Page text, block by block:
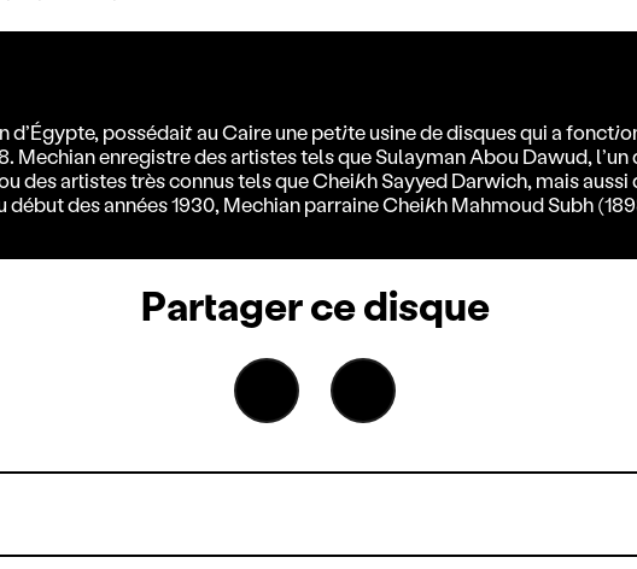
d’Égypte, possédait au Caire une petite usine de disques qui a
Mechian enregistre des artistes tels que Sulayman Abou Dawud, l’un
des artistes très connus tels que Cheikh Sayyed Darwich, mais
début des années 1930, Mechian parraine Cheikh Mahmoud Subh
Partager ce disque